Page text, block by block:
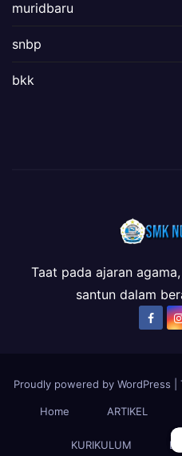
muridbaru
snbp
bkk
Taat pada ajaran
santun dalam
Proudly powered by WordPress
Home ARTIKEL
KURIKULUM